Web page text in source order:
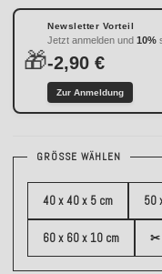
🎁
Newsletter Vorteil
Jetzt anmelden und 10%
-2,90 €
Zur Anmeldung
GRÖSSE WÄHLEN
40 x 40 x 5 cm 50
60 x 60 x 10 cm ✂